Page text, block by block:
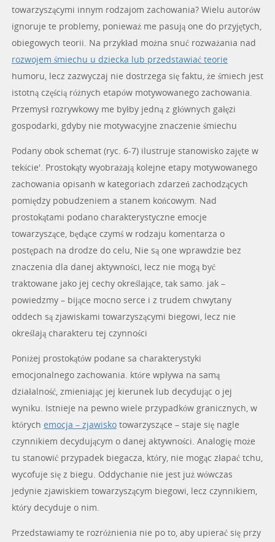
towarzyszącymi innym rodzajom zachowania? Wielu autorów
ignoruje te problemy, ponieważ me pasują one do przyjętych,
obiegowych teorii. Na przykład można snuć rozważania nad
rozwojem śmiechu u dziecka lub przedstawiać teorie
humoru, lecz zazwyczaj nie dostrzega się faktu, że śmiech jest
istotną częścią różnych etapów motywowanego zachowania.
Przemysł rozrywkowy me byłby jedną z głównych gałęzi
gospodarki, gdyby nie motywacyjne znaczenie śmiechu
Podany obok schemat (ryc. 6-7) ilustruje stanowisko zajęte w
tekście'. Prostokąty wyobrażają kolejne etapy motywowanego
zachowania opisanh w kategoriach zdarzeń zachodzących
pomiędzy pobudzeniem a stanem końcowym. Nad
prostokątami podano charakterystyczne emocje
towarzyszące, będące czymś w rodzaju komentarza o
postępach na drodze do celu, Nie są one wprawdzie bez
znaczenia dla danej aktywności, lecz nie mogą być
traktowane jako jej cechy określające, tak samo. jak –
powiedzmy – bijące mocno serce i z trudem chwytany
oddech są zjawiskami towarzyszącymi biegowi, lecz nie
określają charakteru tej czynności
Poniżej prostokątów podane sa charakterystyki
emocjonalnego zachowania. które wpływa na samą
działalność, zmieniając jej kierunek lub decydując o jej
wyniku. Istnieje na pewno wiele przypadków granicznych, w
których emocja – zjawiskotowarzyszące – staje się nagle
czynnikiem decydującym o danej aktywności. Analogię może
tu stanowić przypadek biegacza, który, nie mogąc złapać tchu,
wycofuje się z biegu. Oddychanie nie jest już wówczas
jedynie zjawiskiem towarzyszącym biegowi, lecz czynnikiem,
który decyduje o nim.
Przedstawiamy te rozróżnienia nie po to, aby upierać się przy